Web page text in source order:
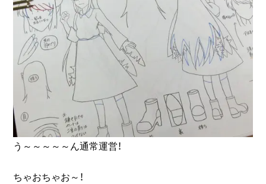
う～～～～～ん通常運営！
ちゃおちゃお～！